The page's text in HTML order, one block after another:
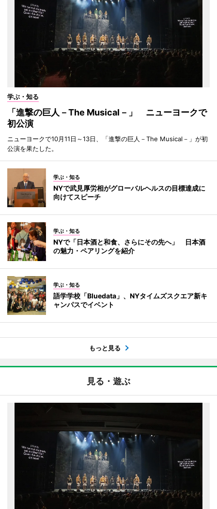
学ぶ・知る
「進撃の巨人－The Musical－」 ニューヨークで
初公演
ニューヨークで10月11日～13日、「進撃の巨人－The Musical－」が初
公演を果たした。
学ぶ・知る
NYで武見厚労相がグローバルヘルスの目標達成に
向けてスピーチ
学ぶ・知る
NYで「日本酒と和食、さらにその先へ」 日本酒
の魅力・ペアリングを紹介
学ぶ・知る
語学学校「Bluedata」、NYタイムズスクエア新キ
ャンパスでイベント
もっと見る
見る・遊ぶ